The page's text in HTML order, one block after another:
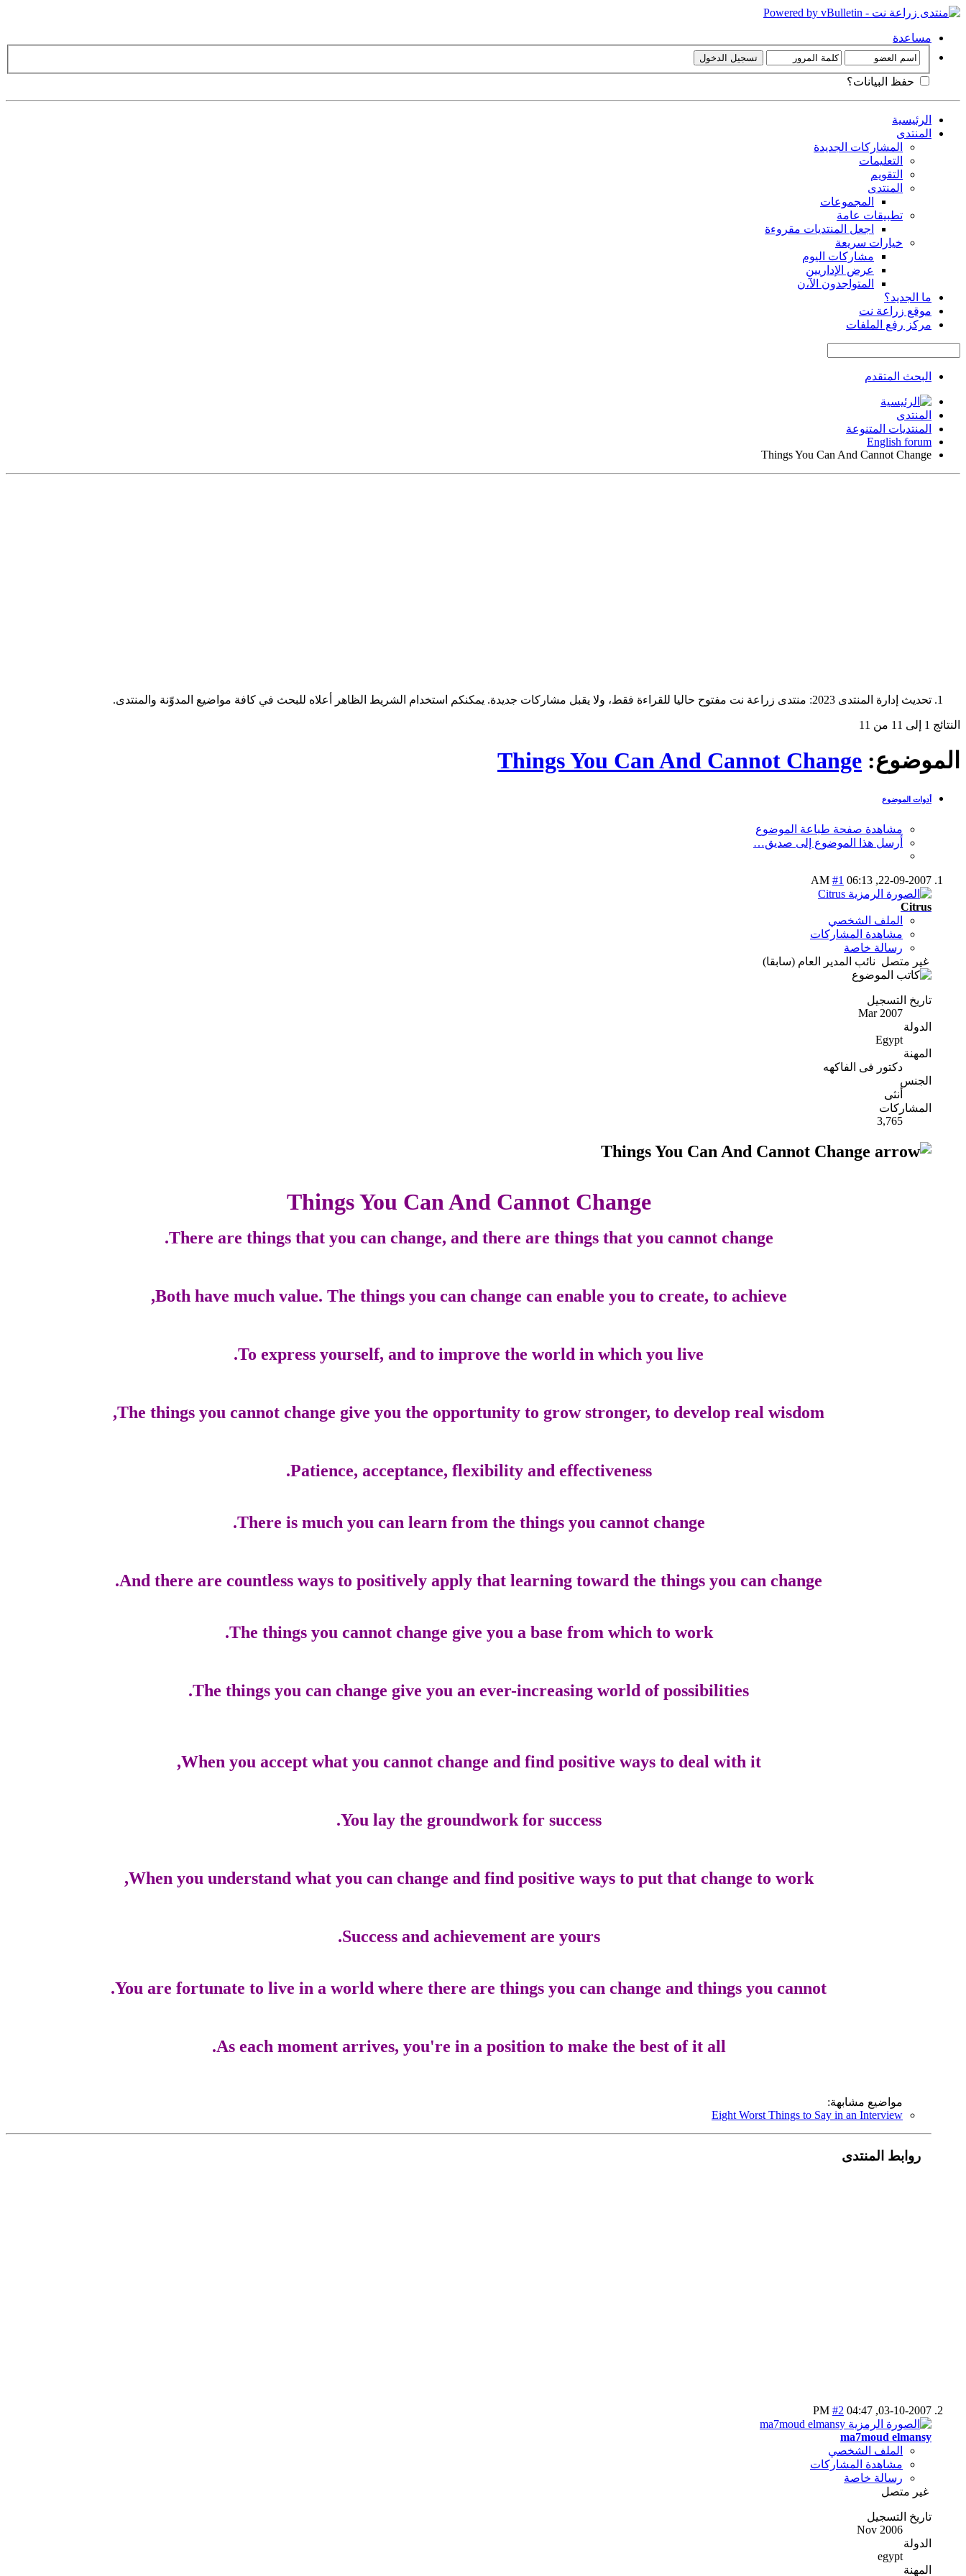
مساعدة
حفظ البيانات؟
الرئيسية
المنتدى
المشاركات الجديدة
التعليمات
التقويم
المنتدى
المجموعات
تطبيقات عامة
اجعل المنتديات مقروءة
خيارات سريعة
مشاركات اليوم
عرض الإداريين
المتواجدون الآ،ن
ما الجديد؟
موقع زراعة نت
مركز رفع الملفات
البحث المتقدم
المنتدى
المنتديات المتنوعة
English forum
Things You Can And Cannot Change
تحديث إدارة المنتدى 2023: منتدى زراعة نت مفتوح حاليا للقراءة فقط، ولا يقبل مشاركات جديدة. يمكنكم استخدام الشريط الظاهر أعلاه للبحث في كافة مواضيع المدوّنة والمنتدى.
النتائج 1 إلى 11 من 11
الموضوع: Things You Can And Cannot Change
أدوات الموضوع
مشاهدة صفحة طباعة الموضوع
أرسل هذا الموضوع إلى صديق…
22-09-2007,
06:13 AM
#1
Citrus
الملف الشخصي
مشاهدة المشاركات
رسالة خاصة
غير متصل نائب المدير العام (سابقا)
تاريخ التسجيل
Mar 2007
الدولة
Egypt
المهنة
دكتور فى الفاكهه
الجنس
أنثى
المشاركات
3,765
Things You Can And Cannot Change
There are things that you can change, and there are things that you cannot change.
Both have much value. The things you can change can enable you to create, to achieve,
To express yourself, and to improve the world in which you live.
The things you cannot change give you the opportunity to grow stronger, to develop real wisdom,
Patience, acceptance, flexibility and effectiveness.
There is much you can learn from the things you cannot change.
And there are countless ways to positively apply that learning toward the things you can change.
The things you cannot change give you a base from which to work.
The things you can change give you an ever-increasing world of possibilities.
When you accept what you cannot change and find positive ways to deal with it,
You lay the groundwork for success.
When you understand what you can change and find positive ways to put that change to work,
Success and achievement are yours.
You are fortunate to live in a world where there are things you can change and things you cannot.
As each moment arrives, you're in a position to make the best of it all.
مواضيع مشابهة:
Eight Worst Things to Say in an Interview
روابط المنتدى
03-10-2007,
04:47 PM
#2
ma7moud elmansy
الملف الشخصي
مشاهدة المشاركات
رسالة خاصة
غير متصل
تاريخ التسجيل
Nov 2006
الدولة
egypt
المهنة